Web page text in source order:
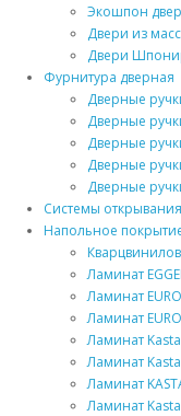
Экошпон
Двери из
Двери
Фурнитура дверная
Дверные
Дверные
Дверные
Дверные
Дверные
Системы открывания
Напольное
Ламинат
Ламинат
Ламинат
Ламинат
Ламинат
Ламинат
Ламинат